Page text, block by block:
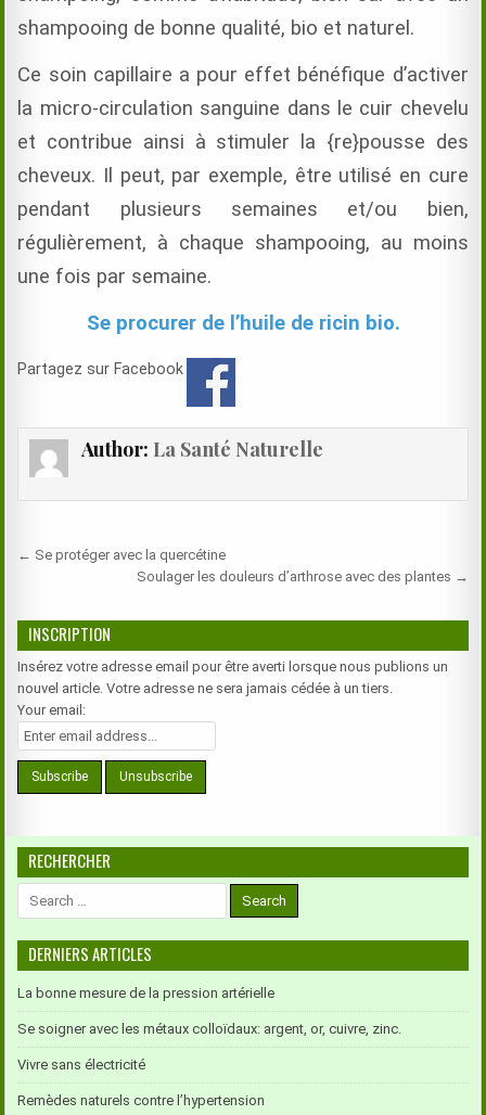
shampooing de bonne qualité, bio et naturel.
Ce soin capillaire a pour effet bénéfique d’activer
la micro-circulation sanguine dans le cuir chevelu
et contribue ainsi à stimuler la {re}pousse des
cheveux. Il peut, par exemple, être utilisé en cure
pendant plusieurs semaines et/ou bien,
régulièrement, à chaque shampooing, au moins
une fois par semaine.
Se procurer de l’huile de ricin bio.
Partagez sur Facebook
Author: La Santé Naturelle
Navigation
l’article
← Se protéger avec la quercétine
Soulager les douleurs d’arthrose avec des plantes →
INSCRIPTION
Insérez votre adresse email pour être averti lorsque nous publions un
nouvel article. Votre adresse ne sera jamais cédée à un tiers.
Your email:
RECHERCHER
Search
for:
DERNIERS ARTICLES
La bonne mesure de la pression artérielle
Se soigner avec les métaux colloïdaux: argent, or, cuivre, zinc.
Vivre sans électricité
Remèdes naturels contre l’hypertension